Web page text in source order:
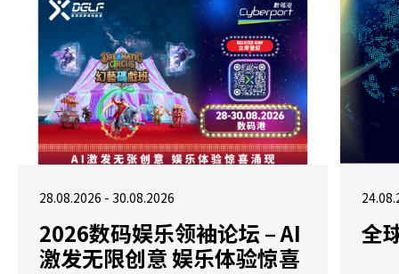
28.08.2026 - 30.08.2026
2026数码娱乐领袖论坛 – AI
激发无限创意 娱乐体验惊喜
全